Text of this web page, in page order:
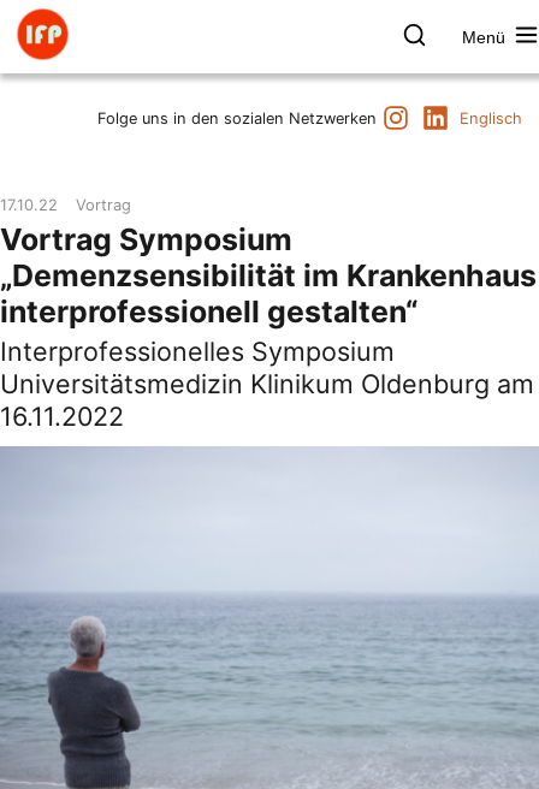
Zum
Inhalt
springen
Farbpsychologie
Menü
Vorträge & Publikationen
Axel Buether
Kontakt
Folge uns in den sozialen Netzwerken
InstagramLinkedIn
Englisch
17.10.22 Vortrag
Vortrag Symposium
„Demenzsensibilität im Krankenhaus
interprofessionell gestalten“
Interprofessionelles Symposium
Universitätsmedizin Klinikum Oldenburg am
16.11.2022